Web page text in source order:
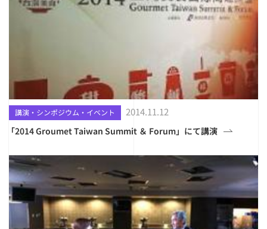
講演・シンポジウム・イベント 2014.11.12
「2014 Groumet Taiwan Summit ＆ Forum」にて講演